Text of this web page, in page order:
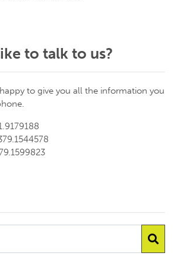
to talk to us?
to give you all the information you